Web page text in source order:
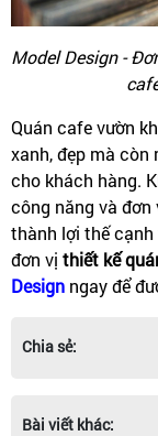
Model Design -
Quán cafe vườn
xanh, đẹp mà
cho khách hàng.
công năng và
thành lợi thế cạnh
đơn vị thiết kế
Design ngay để
Chia sẻ:
Bài viết khác: